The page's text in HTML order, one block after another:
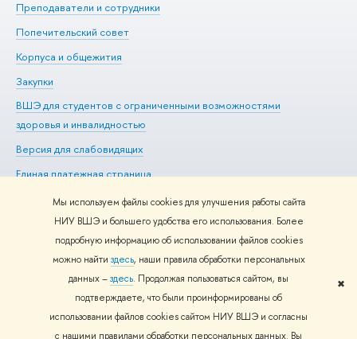
Мы используем файлы cookies для улучшения работы сайта
НИУ ВШЭ и большего удобства его использования. Более
подробную информацию об использовании файлов cookies
можно найти здесь, наши правила обработки персональных
данных –здесь. Продолжая пользоваться сайтом, вы
подтверждаете, что были проинформированы об
использовании файлов cookies сайтом НИУ ВШЭ и согласны
с нашими правилами обработки персональных данных. Вы
✖
Преподаватели и сотрудники
Попечительский совет
Корпуса и общежития
Закупки
ВШЭ для студентов с ограниченными возможностями
здоровья и инвалидностью
Версия для слабовидящих
Единая платежная страница
Редактору
© НИУ ВШЭ 1993–2026 Адреса и контакты Условия
использования материалов Политика конфиденциальности
Карта
Шрифты HSE Sans и HSE Slab разработаны вШколе дизайна НИУ